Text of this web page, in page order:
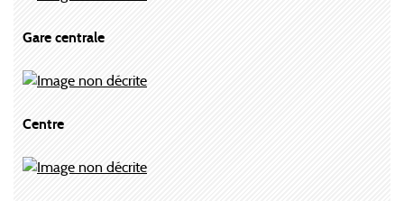
Gare centrale
Centre